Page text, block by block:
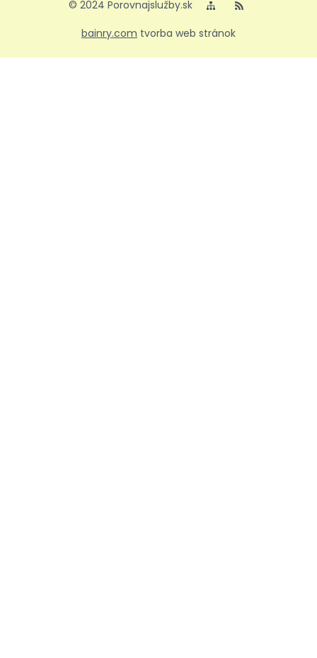
© 2024 Porovnajslužby.sk
bainry.com tvorba web stránok